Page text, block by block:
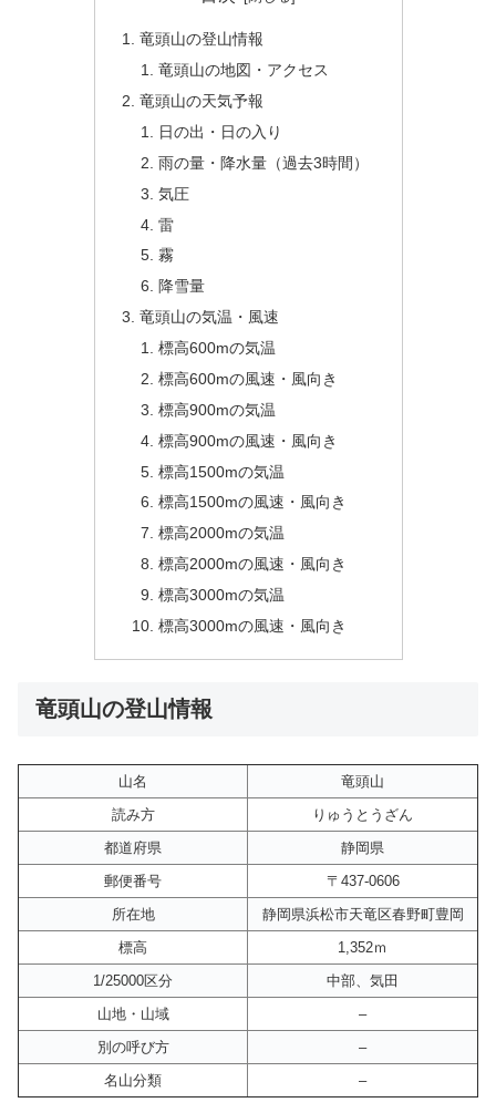
竜頭山の登山情報
竜頭山の地図・アクセス
竜頭山の天気予報
日の出・日の入り
雨の量・降水量（過去3時間）
気圧
雷
霧
降雪量
竜頭山の気温・風速
標高600mの気温
標高600mの風速・風向き
標高900mの気温
標高900mの風速・風向き
標高1500mの気温
標高1500mの風速・風向き
標高2000mの気温
標高2000mの風速・風向き
標高3000mの気温
標高3000mの風速・風向き
竜頭山の登山情報
山名
竜頭山
読み方
りゅうとうざん
都道府県
静岡県
郵便番号
〒437-0606
所在地
静岡県浜松市天竜区春野町豊岡
標高
1,352ｍ
1/25000区分
中部、気田
山地・山域
–
別の呼び方
–
名山分類
–